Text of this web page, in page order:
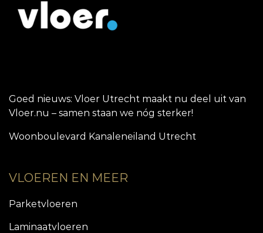
Goed nieuws: Vloer Utrecht maakt nu deel uit van
Vloer.nu – samen staan we nóg sterker!
Woonboulevard Kanaleneiland Utrecht
VLOEREN EN MEER
Parketvloeren
Laminaatvloeren